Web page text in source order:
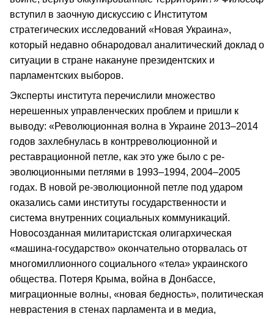
вступил в заочную дискуссию с Институтом
стратегических исследований «Новая Украина»,
который недавно обнародовал аналитический доклад о
ситуации в стране накануне президентских и
парламентских выборов.
Эксперты института перечислили множество
нерешенных управленческих проблем и пришли к
выводу: «Революционная волна в Украине 2013–2014
годов захлебнулась в контрреволюционной и
реставрационной петле, как это уже было с ре-
эволюционными петлями в 1993–1994, 2004–2005
годах. В новой ре-эволюционной петле под ударом
оказались сами институты государственности и
система внутренних социальных коммуникаций.
Новосозданная милитаристская олигархическая
«машина-государство» окончательно оторвалась от
многомиллионного социального «тела» украинского
общества. Потеря Крыма, война в Донбассе,
миграционные волны, «новая бедность», политическая
неврастения в стенах парламента и в медиа,